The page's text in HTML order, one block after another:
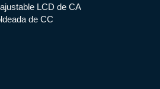
LCD de CA
de CC